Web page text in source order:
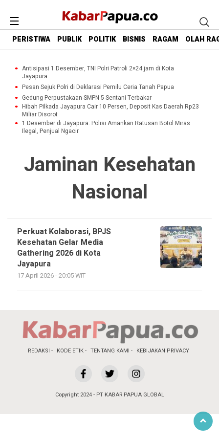
PERISTIWA PUBLIK POLITIK BISNIS RAGAM OLAH
Antisipasi 1 Desember, TNI Polri Patroli 2×24 jam di Kota
Jayapura
Pesan Sejuk Polri di Deklarasi Pemilu Ceria Tanah Papua
Gedung Perpustakaan SMPN 5 Sentani Terbakar
Hibah Pilkada Jayapura Cair 10 Persen, Deposit Kas Daerah Rp23
Miliar Disorot
1 Desember di Jayapura: Polisi Amankan Ratusan Botol Miras
Ilegal, Penjual Ngacir
Jaminan Kesehatan
Nasional
Perkuat Kolaborasi, BPJS
Kesehatan Gelar Media
Gathering 2026 di Kota
Jayapura
17 April 2026 - 20:05 WIT
REDAKSI KODE ETIK TENTANG KAMI KEBIJAKAN PRIVACY
Copyright 2024 - PT KABAR PAPUA GLOBAL